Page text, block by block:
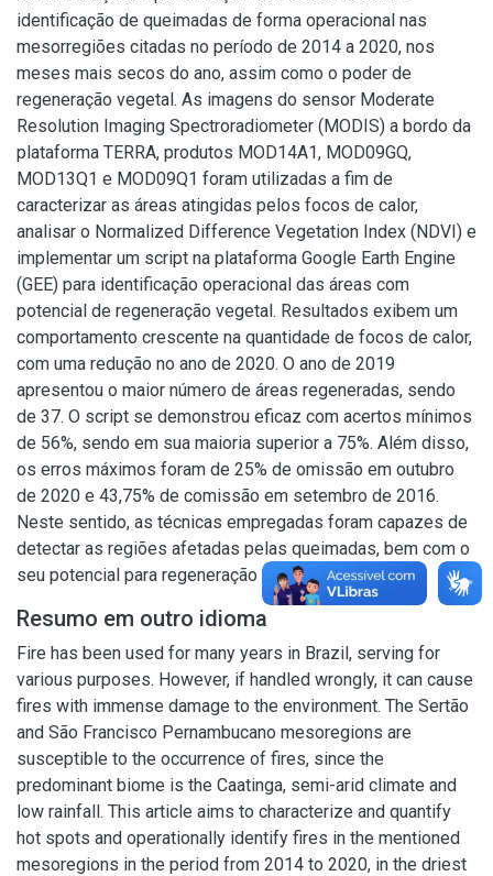
identificação de queimadas de forma operacional nas
mesorregiões citadas no período de 2014 a 2020, nos
meses mais secos do ano, assim como o poder de
regeneração vegetal. As imagens do sensor Moderate
Resolution Imaging Spectroradiometer (MODIS) a bordo da
plataforma TERRA, produtos MOD14A1, MOD09GQ,
MOD13Q1 e MOD09Q1 foram utilizadas a fim de
caracterizar as áreas atingidas pelos focos de calor,
analisar o Normalized Difference Vegetation Index (NDVI) e
implementar um script na plataforma Google Earth Engine
(GEE) para identificação operacional das áreas com
potencial de regeneração vegetal. Resultados exibem um
comportamento crescente na quantidade de focos de calor,
com uma redução no ano de 2020. O ano de 2019
apresentou o maior número de áreas regeneradas, sendo
de 37. O script se demonstrou eficaz com acertos mínimos
de 56%, sendo em sua maioria superior a 75%. Além disso,
os erros máximos foram de 25% de omissão em outubro
de 2020 e 43,75% de comissão em setembro de 2016.
Neste sentido, as técnicas empregadas foram capazes de
detectar as regiões afetadas pelas queimadas, bem com o
seu potencial para regeneração vegetal.
Resumo em outro idioma
Fire has been used for many years in Brazil, serving for
various purposes. However, if handled wrongly, it can cause
fires with immense damage to the environment. The Sertão
and São Francisco Pernambucano mesoregions are
susceptible to the occurrence of fires, since the
predominant biome is the Caatinga, semi-arid climate and
low rainfall. This article aims to characterize and quantify
hot spots and operationally identify fires in the mentioned
mesoregions in the period from 2014 to 2020, in the driest